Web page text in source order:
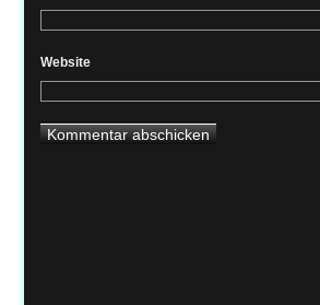
Website